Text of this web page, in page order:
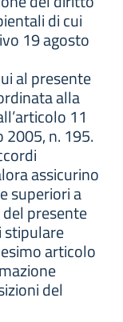
di cui
19 agosto
al presente
alla
11
n. 195.
assicurino
superiori a
presente
stipulare
articolo
del